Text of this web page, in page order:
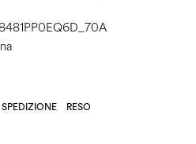
SPEDIZIONE RESO